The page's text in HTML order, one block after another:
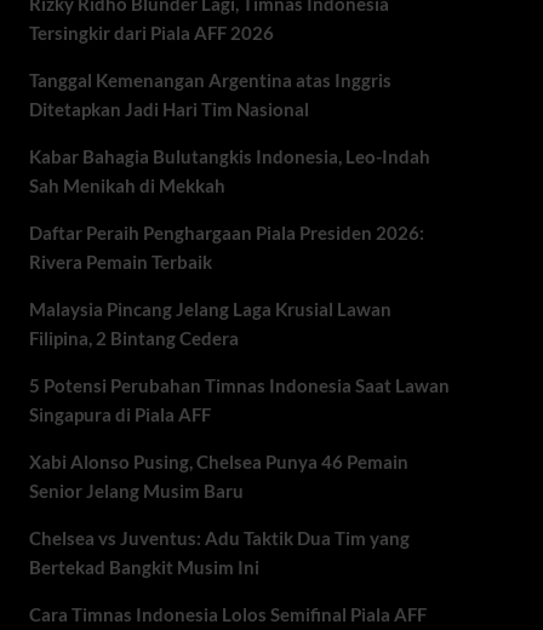
Tersingkir dari Piala AFF 2026
Tanggal Kemenangan Argentina atas Inggris
Ditetapkan Jadi Hari Tim Nasional
Kabar Bahagia Bulutangkis Indonesia, Leo-Indah
Sah Menikah di Mekkah
Daftar Peraih Penghargaan Piala Presiden 2026:
Rivera Pemain Terbaik
Malaysia Pincang Jelang Laga Krusial Lawan
Filipina, 2 Bintang Cedera
5 Potensi Perubahan Timnas Indonesia Saat Lawan
Singapura di Piala AFF
Xabi Alonso Pusing, Chelsea Punya 46 Pemain
Senior Jelang Musim Baru
Chelsea vs Juventus: Adu Taktik Dua Tim yang
Bertekad Bangkit Musim Ini
Cara Timnas Indonesia Lolos Semifinal Piala AFF